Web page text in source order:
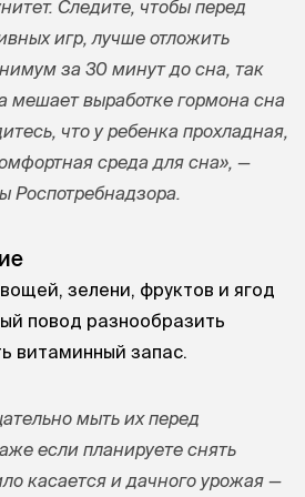
Следите, чтобы перед
игр, лучше отложить
за 30 минут до сна, так
мешает выработке гормона сна
что у ребенка прохладная,
среда для сна», —
Роспотребнадзора.
зелени, фруктов и ягод
повод разнообразить
витаминный запас.
мыть их перед
если планируете снять
касается и дачного урожая —